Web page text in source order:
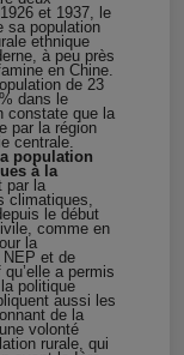
et 1937, le
sa population
rale ethnique
à peu près
en Chine.
de 23
dans le
constate que la
par la région
centrale.
population
à la
par la
climatiques,
le début
comme en
la
NEP et de
a permis
politique
aussi les
de la
volonté
rurale, qui